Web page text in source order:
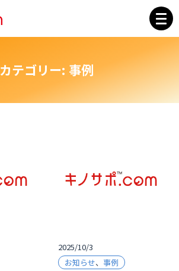
カテゴリー: 事例
2025/10/3
お知らせ、 事例